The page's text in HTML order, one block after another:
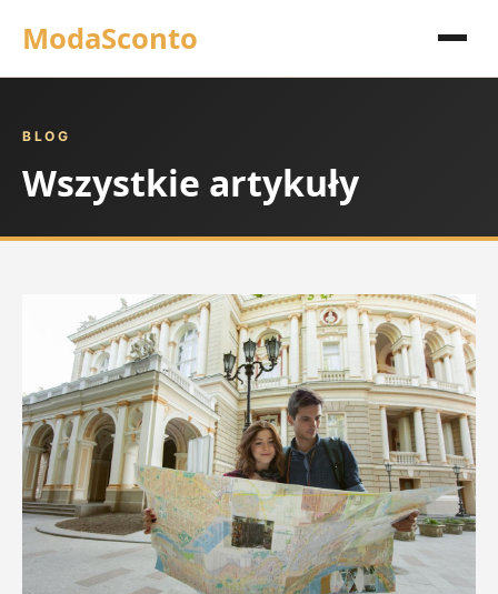
ModaSconto
BLOG
Wszystkie artykuły